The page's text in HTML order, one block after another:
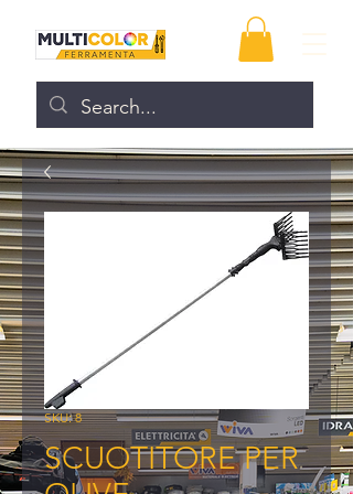
SKU: 8
SCUOTITORE PER